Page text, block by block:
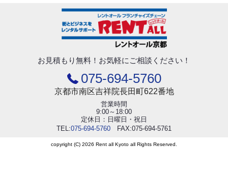
お見積もり無料！ お気軽にご相談ください！
075-694-5760
京都市南区吉祥院長田町622番地
営業時間
9:00～18:00
定休日：日曜日・祝日
TEL:075-694-5760 FAX:075-694-5761
copyright (C) 2026 Rent all Kyoto all Rights Reserved.